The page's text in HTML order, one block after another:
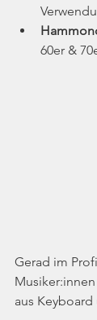
60er &
Gerad im
aus Keyboard